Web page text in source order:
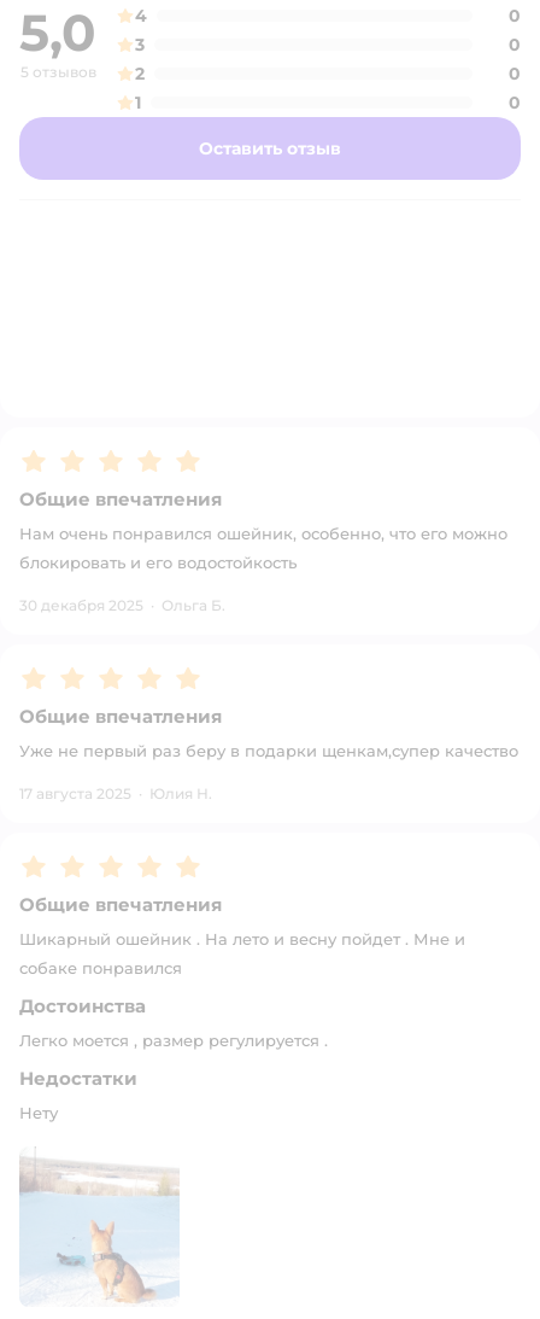
5,0
5 отзывов
4
0
3
0
2
0
1
0
Оставить отзыв
Рейтинг:5
Общие впечатления
Нам очень понравился ошейник, особенно, что его можно
блокировать и его водостойкость
30 декабря 2025 · Ольга Б.
Рейтинг:5
Общие впечатления
Уже не первый раз беру в подарки щенкам,супер качество
17 августа 2025 · Юлия Н.
Рейтинг:5
Общие впечатления
Шикарный ошейник . На лето и весну пойдет . Мне и
собаке понравился
Достоинства
Легко моется , размер регулируется .
Недостатки
Нету